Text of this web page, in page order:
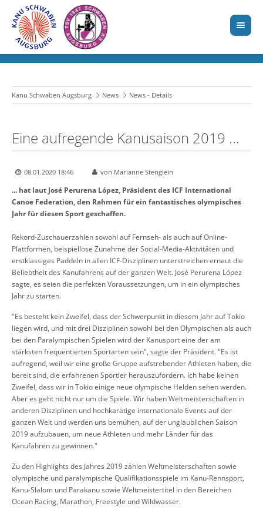
Kanu Schwaben Augsburg News News - Details
Eine aufregende Kanusaison 2019 ...
08.01.2020 18:46 von Marianne Stenglein
... hat laut José Perurena López, Präsident des ICF International
Canoe Federation, den Rahmen für ein fantastisches olympisches
Jahr für diesen Sport geschaffen.
Rekord-Zuschauerzahlen sowohl auf Fernseh- als auch auf Online-
Plattformen, beispiellose Zunahme der Social-Media-Aktivitäten und
erstklassiges Paddeln in allen ICF-Disziplinen unterstreichen erneut die
Beliebtheit des Kanufahrens auf der ganzen Welt. José Perurena López
sagte, es seien die perfekten Voraussetzungen, um in ein olympisches
Jahr zu starten.
"Es besteht kein Zweifel, dass der Schwerpunkt in diesem Jahr auf Tokio
liegen wird, und mit drei Disziplinen sowohl bei den Olympischen als auch
bei den Paralympischen Spielen wird der Kanusport eine der am
stärksten frequentierten Sportarten sein", sagte der Präsident. "Es ist
aufregend, weil wir eine große Gruppe aufstrebender Athleten haben, die
bereit sind, die erfahrenen Sportler herauszufordern. Ich habe keinen
Zweifel, dass wir in Tokio einige neue olympische Helden sehen werden.
Aber es geht nicht nur um die Spiele. Wir haben Weltmeisterschaften in
anderen Disziplinen und hochkarätige internationale Events auf der
ganzen Welt und werden uns bemühen, auf der unglaublichen Saison
2019 aufzubauen, um neue Athleten und mehr Länder für das
Kanufahren zu gewinnen."
Zu den Highlights des Jahres 2019 zählen Weltmeisterschaften sowie
olympische und paralympische Qualifikationsspiele im Kanu-Rennsport,
Kanu-Slalom und Parakanu sowie Weltmeistertitel in den Bereichen
Ocean Racing, Marathon, Freestyle und Wildwasser.